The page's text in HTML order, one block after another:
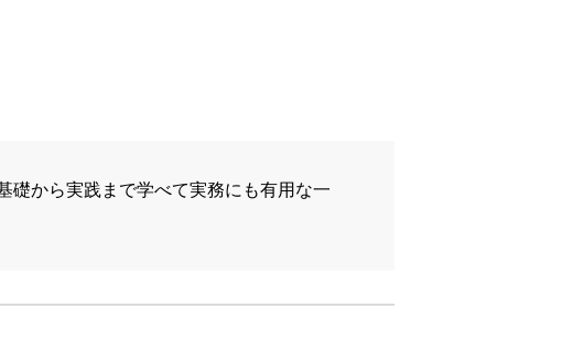
礎から実践まで学べて実務にも有用な一